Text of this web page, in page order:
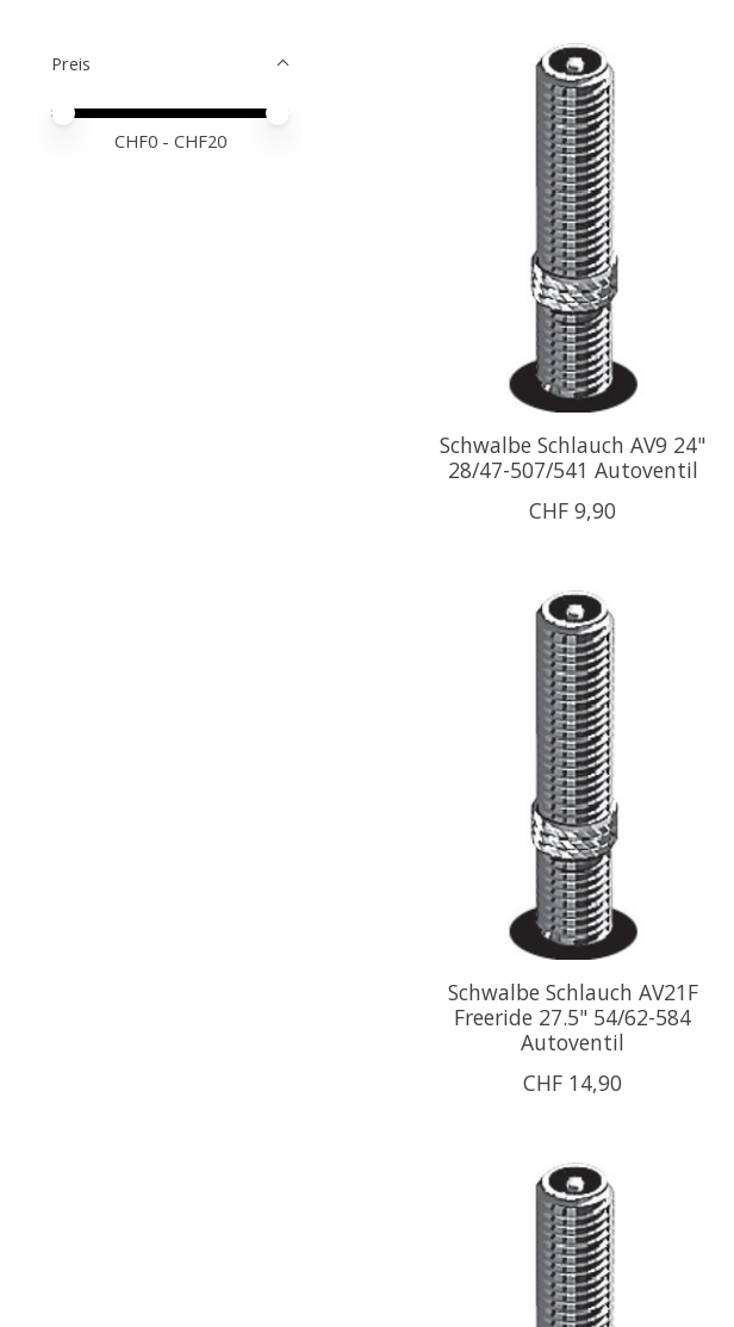
Preis
Preis – Mindestwert
Price maximum value
CHF0 - CHF20
Schwalbe Schlauch AV9 24"
28/47-507/541 Autoventil
CHF 9,90
Schwalbe Schlauch AV21F
Freeride 27.5" 54/62-584
Autoventil
CHF 14,90